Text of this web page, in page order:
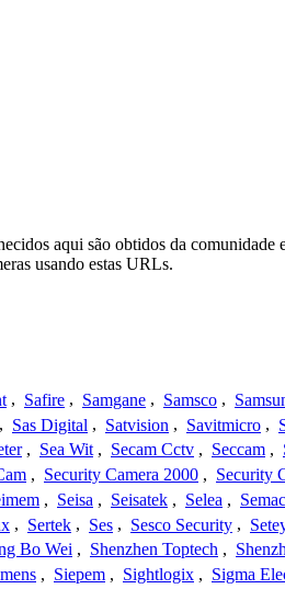
aqui são obtidos da comunidade
usando estas URLs.
, Safire , Samgane , Samsco ,
, Sas Digital , Satvision , Savitmicro ,
, Sea Wit , Secam Cctv , Seccam ,
, Security Camera 2000 , Security
, Seisa , Seisatek , Selea , Semac
, Sertek , Ses , Sesco Security ,
Bo Wei , Shenzhen Toptech ,
, Siepem , Sightlogix , Sigma